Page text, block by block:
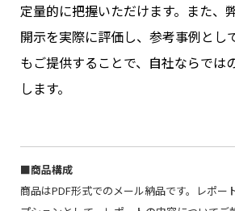
定量的に把握いただけます。また、
開示を実際に評価し、参考事例とし
もご提供することで、自社ならでは
します。
■商品構成
商品はPDF形式でのメール納品です。レポー